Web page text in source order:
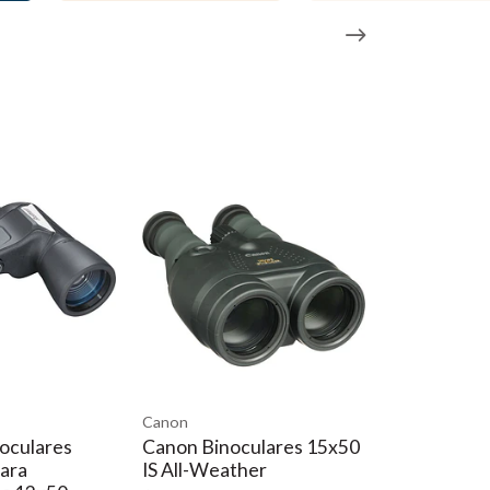
se usan guantes
montar el binocular en un trípode, cabezal o placa
y garantiza que toda la escena permanezca a la
Canon
Canon Binoculares 15x50
IS All-Weather